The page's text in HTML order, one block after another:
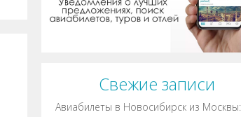
Свежие записи
Авиабилеты в Новосибирск из Москвы: